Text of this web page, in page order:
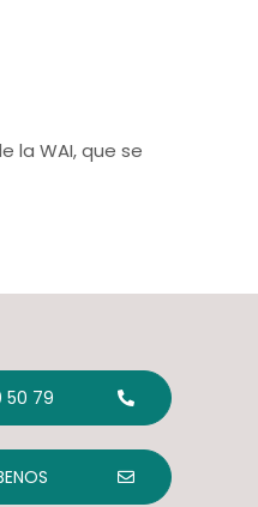
la WAI, que se
50 79